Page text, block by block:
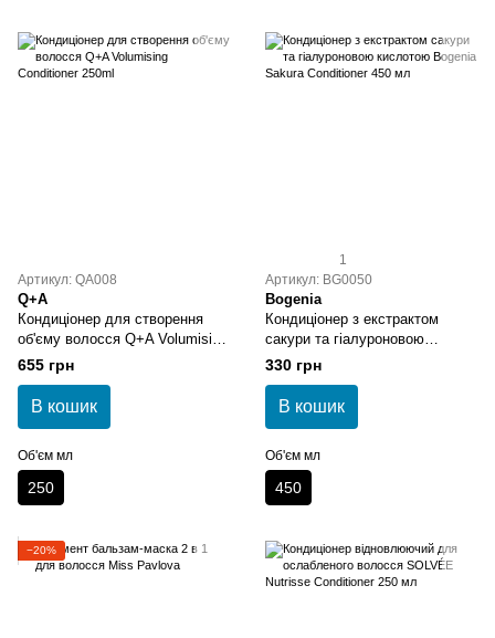
Артикул: QA008
Q+A
Кондиціонер для створення
об'єму волосся Q+A Volumising
Conditioner 250ml
655 грн
В кошик
Об'єм мл
250
1
Артикул: BG0050
Bogenia
Кондиціонер з екстрактом
сакури та гіалуроновою
кислотою Bogenia Sakura
Conditioner 450 мл
330 грн
В кошик
Об'єм мл
450
−20%